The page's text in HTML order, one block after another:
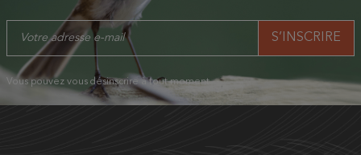
Vous pouvez vous désinscrire à tout moment.